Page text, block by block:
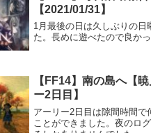
【2021/01/31】
1月最後の日は久しぶりの日
た。長めに遊べたので良かっ
【FF14】南の島へ【
ー2日目】
アーリー2日目は隙間時間で
ことができました。夜のロ